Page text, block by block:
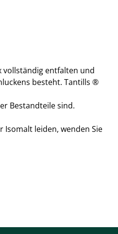
vollständig entfalten und
besteht. Tantills ®
Bestandteile sind.
Isomalt leiden, wenden Sie